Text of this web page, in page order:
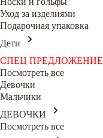
Уход за изделиями
Подарочная упаковка
Дети
СПЕЦ ПРЕДЛОЖЕНИЕ
Посмотреть все
Девочки
Мальчики
ДЕВОЧКИ
Посмотреть все